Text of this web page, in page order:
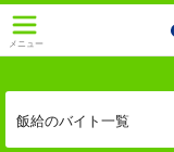
メニュー
飯給のバイト一覧